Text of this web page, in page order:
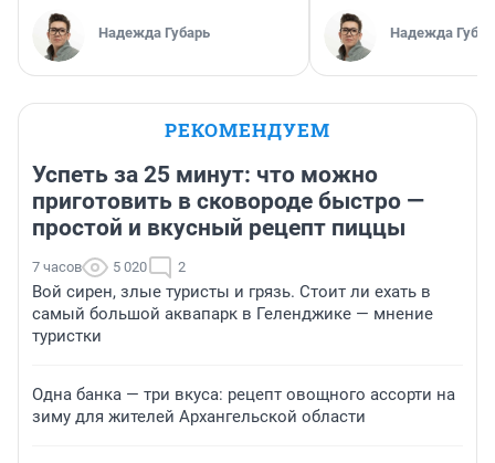
Надежда Губарь Надежда
РЕКОМЕНДУЕМ
Успеть за 25 минут: что можно
приготовить в сковороде быстро —
простой и вкусный рецепт пиццы
7 часов 5 020 2
Вой сирен, злые туристы и грязь. Стоит ли ехать в
самый большой аквапарк в Геленджике — мнение
туристки
Одна банка — три вкуса: рецепт овощного ассорти на
зиму для жителей Архангельской области